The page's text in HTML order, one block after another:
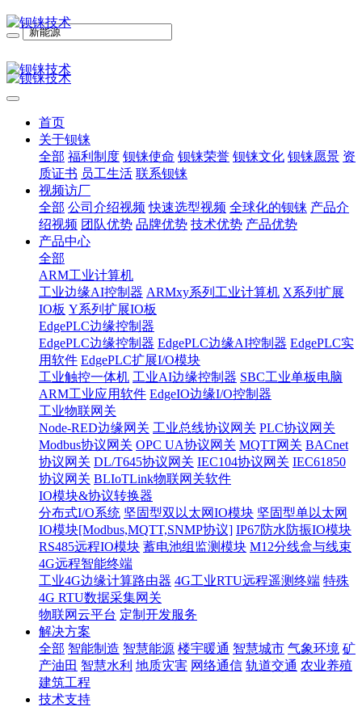
首页
关于钡铼
全部 福利制度 钡铼使命 钡铼荣誉 钡铼文化 钡铼愿景 资
质证书 员工生活 联系钡铼
视频访厂
全部 公司介绍视频 快速选型视频 全球化的钡铼 产品介
绍视频 团队优势 品牌优势 技术优势 产品优势
产品中心
全部
ARM工业计算机
工业边缘AI控制器 ARMxy系列工业计算机 X系列扩展
IO板 Y系列扩展IO板
EdgePLC边缘控制器
EdgePLC边缘控制器 EdgePLC边缘AI控制器 EdgePLC实
用软件 EdgePLC扩展I/O模块
工业触控一体机 工业AI边缘控制器 SBC工业单板电脑
ARM工业应用软件 EdgeIO边缘I/O控制器
工业物联网关
Node-RED边缘网关 工业总线协议网关 PLC协议网关
Modbus协议网关 OPC UA协议网关 MQTT网关 BACnet
协议网关 DL/T645协议网关 IEC104协议网关 IEC61850
协议网关 BLIoTLink物联网关软件
IO模块&协议转换器
分布式I/O系统 坚固型双以太网IO模块 坚固型单以太网
IO模块[Modbus,MQTT,SNMP协议] IP67防水防振IO模块
RS485远程IO模块 蓄电池组监测模块 M12分线盒与线束
4G远程智能终端
工业4G边缘计算路由器 4G工业RTU远程遥测终端 特殊
4G RTU数据采集网关
物联网云平台 定制开发服务
解决方案
全部 智能制造 智慧能源 楼宇暖通 智慧城市 气象环境 矿
产油田 智慧水利 地质灾害 网络通信 轨道交通 农业养殖
建筑工程
技术支持